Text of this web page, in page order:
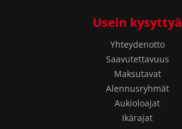
Usein kysyttyä
Yhteydenotto
Saavutettavuus
Maksutavat
Alennusryhmät
Aukioloajat
Ikärajat